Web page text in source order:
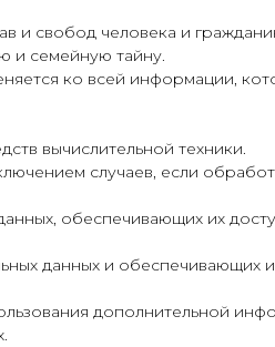
и свобод человека и
и семейную тайну.
ко всей информации,
вычислительной техники.
случаев, если
обеспечивающих их
данных и обеспечивающих
дополнительной